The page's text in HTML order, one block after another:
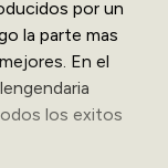
por un
la parte mas
En el
los exitos